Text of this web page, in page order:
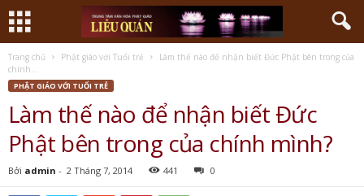
Trang chủ Phật giáo với Tuổi trẻ
Làm thế nào để nhận biết Đức Phật bên trong của
chính...
PHẬT GIÁO VỚI TUỔI TRẺ
Làm thế nào để nhận biết Đức
Phật bên trong của chính mình?
Bởi admin - 2 Tháng 7, 2014 441 0